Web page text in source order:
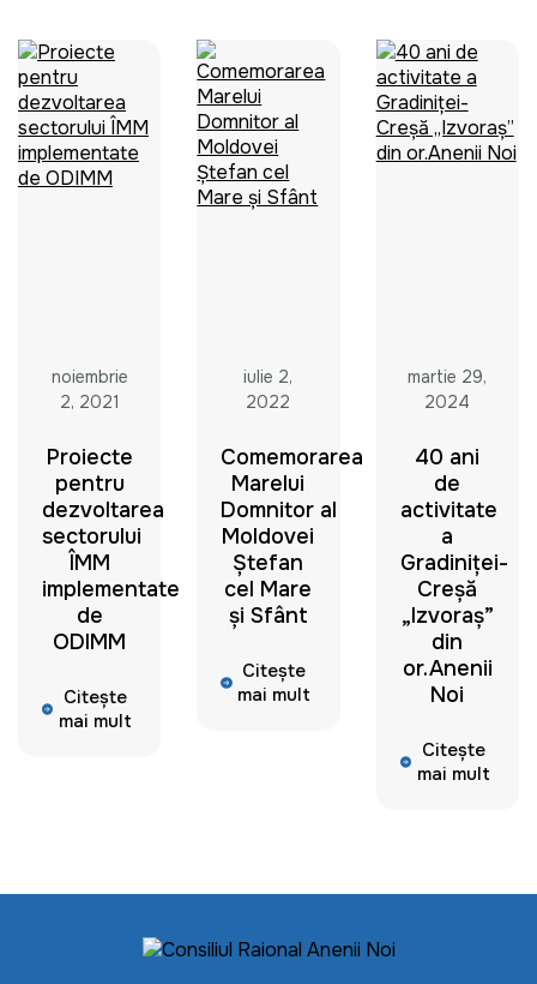
noiembrie
2, 2021
Proiecte
pentru
dezvoltarea
sectorului
ÎMM
implementate
de
ODIMM
Citește
mai mult
iulie 2,
2022
Comemorarea
Marelui
Domnitor al
Moldovei
Ștefan
cel Mare
și Sfânt
Citește
mai mult
martie 29,
2024
40 ani
de
activitate
a
Gradiniței-
Creșă
„Izvoraș”
din
or.Anenii
Noi
Citește
mai mult